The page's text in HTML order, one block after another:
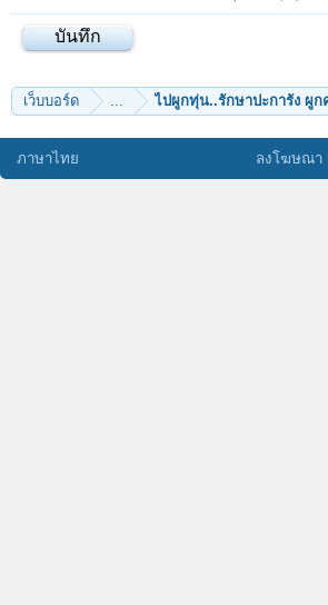
เว็บบอร์ด ... ไปผูกทุ่น..รักษาปะการัง ผู
ภาษาไทย ลงโฆษณา